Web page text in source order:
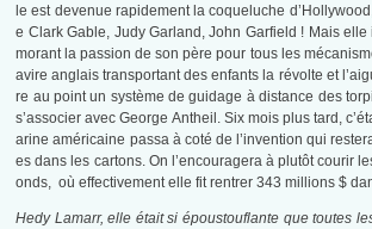
le est devenue rapidement la coqueluche
e Clark Gable, Judy Garland, John Garfield ! Mais
morant la passion de son père pour tous les
avire anglais transportant des enfants la révolte et
re au point un système de guidage à distance des
s’associer avec George Antheil. Six mois plus tard,
arine américaine passa à coté de l’invention qui
es dans les cartons. On l’encouragera à plutôt courir
onds, où effectivement elle fit rentrer 343 millions $
Hedy Lamarr, elle était si époustouflante que toutes